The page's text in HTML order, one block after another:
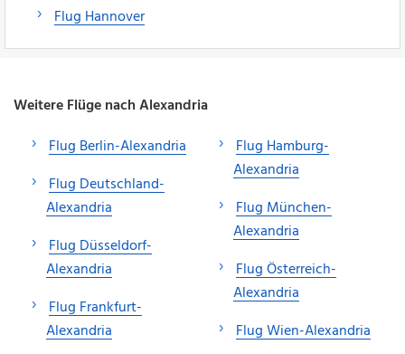
Flug Hannover
Weitere Flüge nach Alexandria
Flug Berlin-Alexandria
Flug Deutschland-
Alexandria
Flug Düsseldorf-
Alexandria
Flug Frankfurt-
Alexandria
Flug Hamburg-
Alexandria
Flug München-
Alexandria
Flug Österreich-
Alexandria
Flug Wien-Alexandria